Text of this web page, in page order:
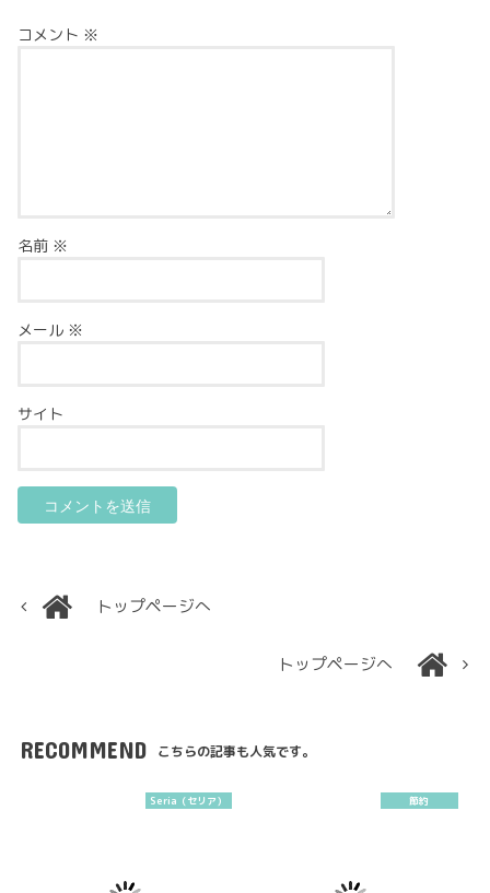
コメント ※
名前 ※
メール ※
サイト
トップページへ
トップページへ
RECOMMEND こちらの記事も人気です。
Seria（セリア） 節約